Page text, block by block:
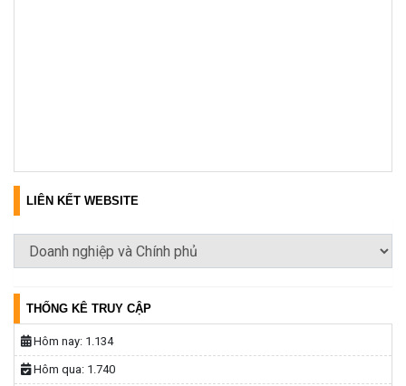
LIÊN KẾT WEBSITE
THỐNG KÊ TRUY CẬP
Hôm nay: 1.134
Hôm qua: 1.740